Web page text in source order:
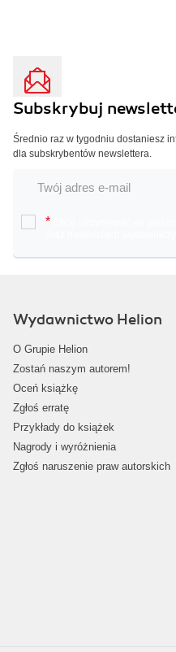
Subskrybuj
Średnio raz w tygodniu dostaniesz
dla subskrybentów newslettera.
*
Wydawnictwo Helion
O Grupie Helion
Zostań naszym autorem!
Oceń książkę
Zgłoś erratę
Przykłady do książek
Nagrody i wyróżnienia
Zgłoś naruszenie praw autorskich